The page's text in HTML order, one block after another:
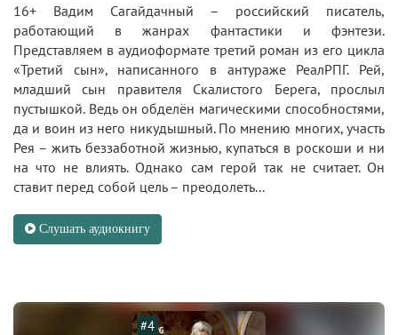
16+ Вадим Сагайдачный – российский писатель,
работающий в жанрах фантастики и фэнтези.
Представляем в аудиоформате третий роман из его цикла
«Третий сын», написанного в антураже РеалРПГ. Рей,
младший сын правителя Скалистого Берега, прослыл
пустышкой. Ведь он обделён магическими способностями,
да и воин из него никудышный. По мнению многих, участь
Рея – жить беззаботной жизнью, купаться в роскоши и ни
на что не влиять. Однако сам герой так не считает. Он
ставит перед собой цель – преодолеть...
Слушать аудиокнигу
#4